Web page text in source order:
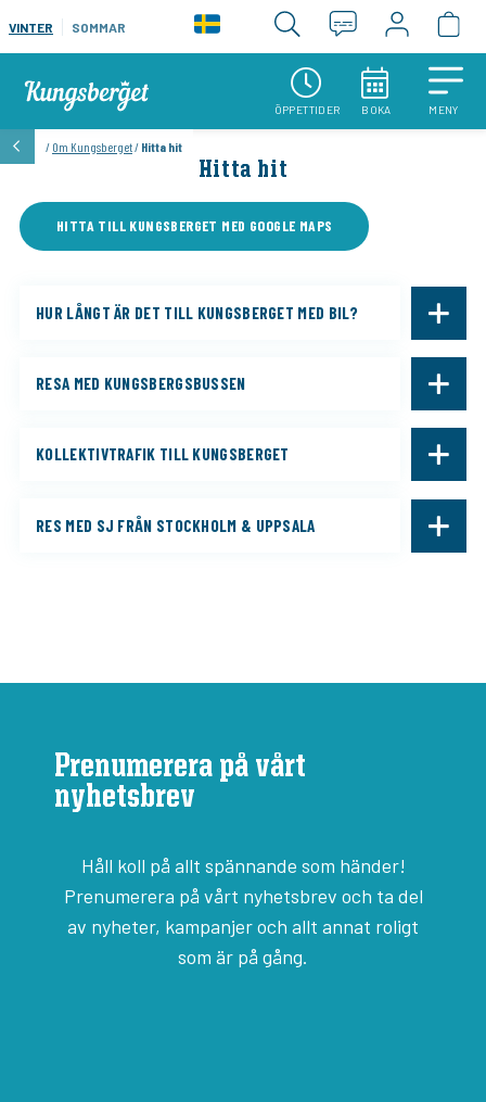
ÖPPETTIDER BOKA MENY
/ Om Kungsberget/ Hitta hit
VINTER SOMMAR
Hitta hit
HITTA TILL KUNGSBERGET MED GOOGLE MAPS
HUR LÅNGT ÄR DET TILL KUNGSBERGET MED BIL?
RESA MED KUNGSBERGSBUSSEN
KOLLEKTIVTRAFIK TILL KUNGSBERGET
RES MED SJ FRÅN STOCKHOLM & UPPSALA
Prenumerera på vårt
nyhetsbrev
Håll koll på allt spännande som händer!
Prenumerera på vårt nyhetsbrev och ta del
av nyheter, kampanjer och allt annat roligt
som är på gång.